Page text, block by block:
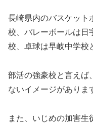
長崎県内のバスケット
校、バレーボールは日
校、卓球は早岐中学校
部活の強豪校と言えば
ないイメージがありま
また、いじめの加害生